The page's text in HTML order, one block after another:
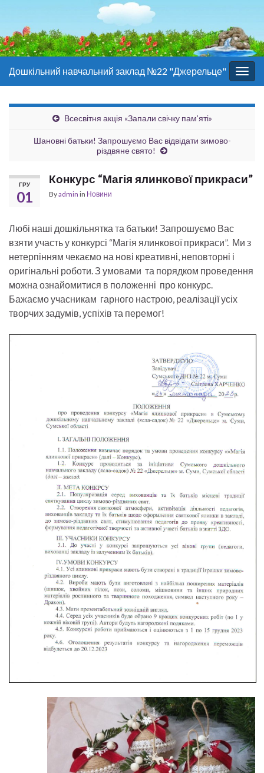
Дошкільний навчальний заклад №22 "Джерельце"
Всесвітня акція «Запали свічку пам’яті»
Шановні батьки! Запрошуємо Вас відвідати зимово-
різдвяне свято!
ГРУ
01
Конкурс “Магія ялинкової прикраси”
Byadmin in Новини
Любі наші дошкільнятка та батьки! Запрошуємо Вас
взяти участь у конкурсі “Магія ялинкової прикраси”. Ми з
нетерпінням чекаємо на нові креативні, неповторні і
оригінальні роботи. З умовами та порядком проведення
можна ознайомитися в положенні про конкурс.
Бажаємо учасникам гарного настрою, реалізації усіх
творчих задумів, успіхів та перемог!